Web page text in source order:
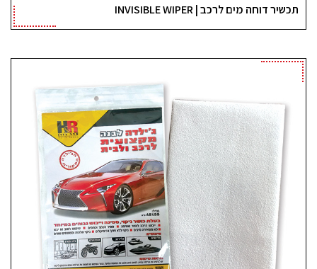
תכשיר דוחה מים לרכב | INVISIBLE WIPER